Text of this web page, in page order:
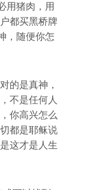
用猪肉，用
都买黑桥牌
，随便你怎
的是真神，
不是任何人
你高兴怎么
都是耶稣说
这才是人生